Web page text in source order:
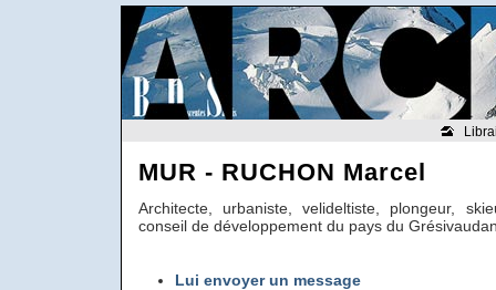
MUR - RUCHON Marcel
Architecte, urbaniste, velideltiste, plongeur,
conseil de développement du pays du
Lui envoyer un message